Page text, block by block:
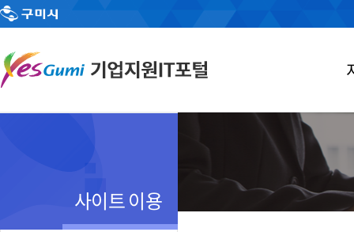
사이트 이용